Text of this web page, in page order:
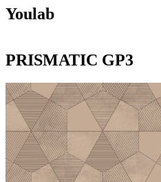
Youlab
PRISMATIC GP3